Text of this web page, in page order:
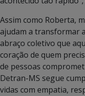
Assim como Roberta,
ajudam a transformar
abraço coletivo que
coração de quem
de pessoas
Detran-MS segue
vidas com empatia,